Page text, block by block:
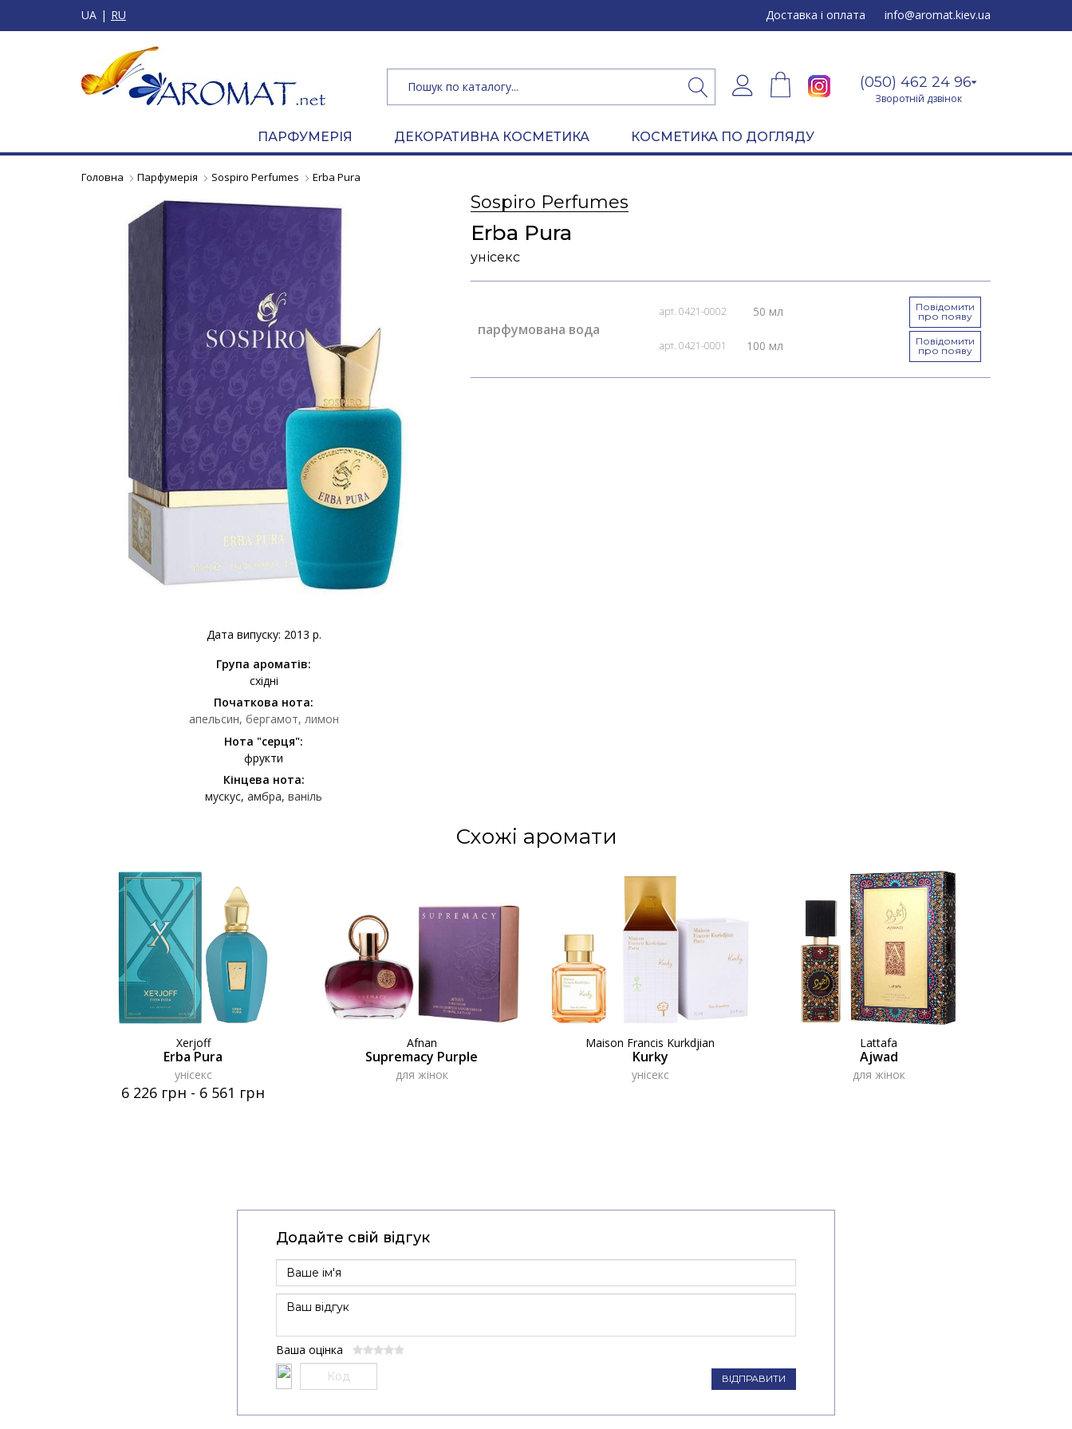
UA RU Доставка і оплата info@aromat.kiev.ua
(050) 462 24 96
Зворотній дзвінок
ПАРФУМЕРІЯ ДЕКОРАТИВНА КОСМЕТИКА КОСМЕТИКА ПО ДОГЛЯДУ
Головна Парфумерія Sospiro Perfumes Erba Pura
Дата випуску: 2013 р.
Група ароматів:
східні
Початкова нота:
апельсин бергамот лимон
Нота "серця":
фрукти
Кінцева нота:
мускус амбра ваніль
Sospiro Perfumes
Erba Pura
унісекс
арт. 0421-0002 50 мл
Повідомити
про появу
парфумована вода
арт. 0421-0001 100 мл
Повідомити
про появу
Схожі аромати
Xerjoff
Erba Pura
унісекс
6 226 грн - 6 561 грн
Afnan
Supremacy Purple
для жінок
Maison Francis Kurkdjian
Kurky
унісекс
Lattafa
Ajwad
для жінок
Додайте свій відгук
Ваша оцінка
ВІДПРАВИТИ